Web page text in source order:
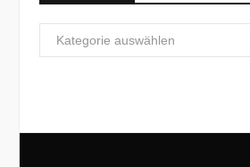
Kategorien